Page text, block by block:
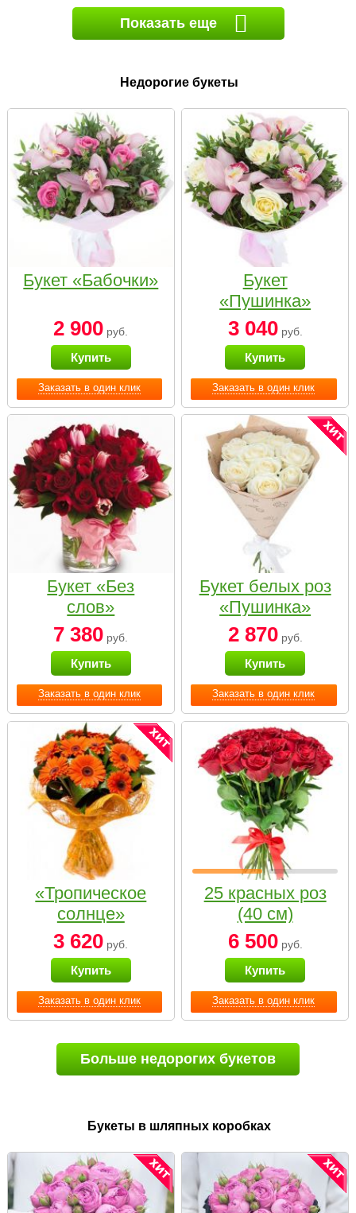
Показать еще
Недорогие букеты
Заказать в один клик
Букет «Бабочки»
2 900 руб.
Купить
Заказать в один клик
Букет
«Пушинка»
3 040руб.
Купить
Заказать в один клик
Букет «Без
слов»
7 380 руб.
Купить
Заказать в один клик
Букет белых роз
«Пушинка»
2 870руб.
Купить
Заказать в один клик
«Тропическое
солнце»
3 620 руб.
Купить
Заказать в один клик
25 красных роз
(40 см)
6 500руб.
Купить
Больше недорогих букетов
Букеты в шляпных коробках